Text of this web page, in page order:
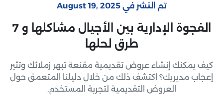
تم النشر في August 19, 2025
الفجوة الإدارية بين الأجيال مشاكلها و 7
طرق لحلها
كيف يمكنك إنشاء عروض تقديمية مقنعة تبهر زملائك وتثير
إعجاب مديريك؟ اكتشف ذلك من خلال دليلنا المتعمق حول
العروض التقديمية لتجربة المستخدم.